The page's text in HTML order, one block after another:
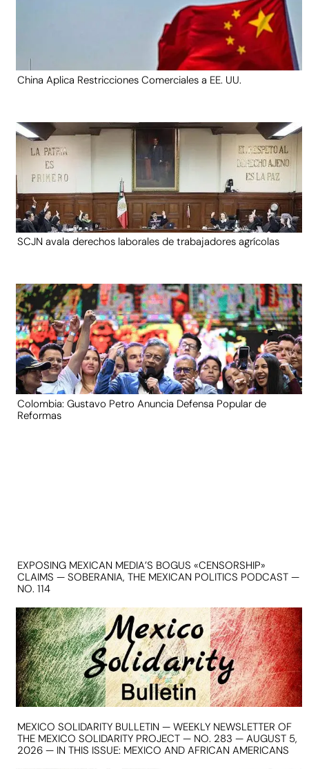
China Aplica Restricciones Comerciales a EE. UU.
SCJN avala derechos laborales de trabajadores agrícolas
Colombia: Gustavo Petro Anuncia Defensa Popular de
Reformas
EXPOSING MEXICAN MEDIA’S BOGUS «CENSORSHIP»
CLAIMS — SOBERANIA, THE MEXICAN POLITICS PODCAST —
NO. 114
MEXICO SOLIDARITY BULLETIN — WEEKLY NEWSLETTER OF
THE MEXICO SOLIDARITY PROJECT — NO. 283 — AUGUST 5,
2026 — IN THIS ISSUE: MEXICO AND AFRICAN AMERICANS